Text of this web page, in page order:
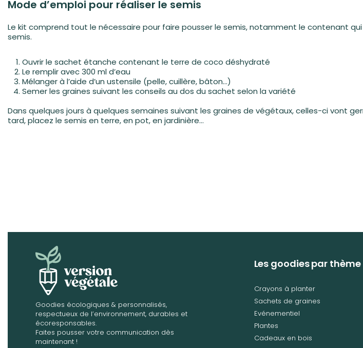
Mode d’emploi pour réaliser le semis
Le kit comprend tout le nécessaire pour faire pousser le semis, notamment le contenant
semis.
Ouvrir le sachet étanche contenant le terre de coco déshydraté
Le remplir avec 300 ml d’eau
Mélanger à l’aide d’un ustensile (pelle, cuillère, bâton…)
Semer les graines suivant les conseils au dos du sachet selon la variété
Dans quelques jours à quelques semaines suivant les graines de végétaux, celles-ci vont
tard, placez le semis en terre, en pot, en jardinière…
Goodies écologiques & personnalisés,
respectueux de l’environnement, durables et
écoresponsables.
Faites pousser votre communication dès
maintenant !
Les goodies par thème
Crayons à planter
Sachets de graines
Evénementiel
Plantes
Cadeaux en bois